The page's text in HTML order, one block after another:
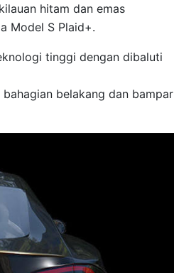
hitam dan emas
Model S Plaid+.
tinggi dengan dibaluti
belakang dan bampar